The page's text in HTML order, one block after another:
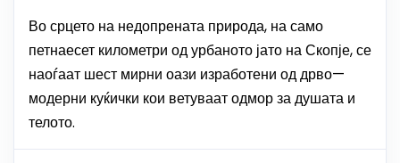
Во срцето на недопрената природа, на само
петнаесет километри од урбаното јато на Скопје, се
наоѓаат шест мирни оази изработени од дрво—
модерни куќички кои ветуваат одмор за душата и
телото.